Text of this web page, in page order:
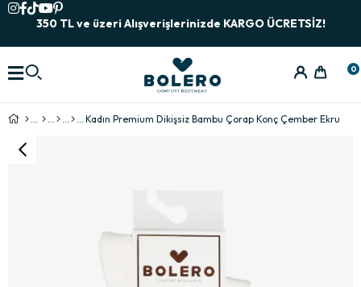
350 TL ve üzeri Alışverişlerinizde KARGO ÜCRETSİZ!
0
Kadın Premium Dikişsiz Bambu Çorap Konç Çember Ekru